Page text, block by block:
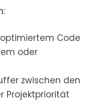
Code
oder
zwischen den
Projektpriorität